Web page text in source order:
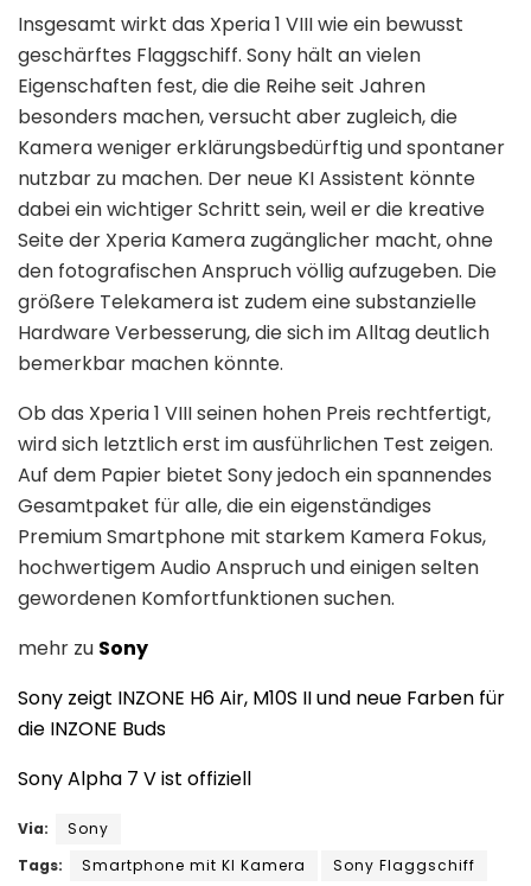
Insgesamt wirkt das Xperia 1 VIII wie ein bewusst
geschärftes Flaggschiff. Sony hält an vielen
Eigenschaften fest, die die Reihe seit Jahren
besonders machen, versucht aber zugleich, die
Kamera weniger erklärungsbedürftig und spontaner
nutzbar zu machen. Der neue KI Assistent könnte
dabei ein wichtiger Schritt sein, weil er die kreative
Seite der Xperia Kamera zugänglicher macht, ohne
den fotografischen Anspruch völlig aufzugeben. Die
größere Telekamera ist zudem eine substanzielle
Hardware Verbesserung, die sich im Alltag deutlich
bemerkbar machen könnte.
Ob das Xperia 1 VIII seinen hohen Preis rechtfertigt,
wird sich letztlich erst im ausführlichen Test zeigen.
Auf dem Papier bietet Sony jedoch ein spannendes
Gesamtpaket für alle, die ein eigenständiges
Premium Smartphone mit starkem Kamera Fokus,
hochwertigem Audio Anspruch und einigen selten
gewordenen Komfortfunktionen suchen.
mehr zu Sony
Sony zeigt INZONE H6 Air, M10S II und neue Farben für
die INZONE Buds
Sony Alpha 7 V ist offiziell
Via:
Sony
Tags:
Smartphone mit KI Kamera Sony Flaggschiff